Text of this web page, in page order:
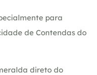
para
de Contendas do
direto do